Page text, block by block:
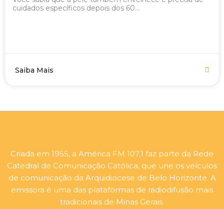
cuidados específicos depois dos 60...
Saiba Mais
Criada em 1955, a América FM 107,1 faz parte da Rede
Catedral de Comunicação Católica, que une os veículos
de comunicação da Arquidiocese de Belo Horizonte. A
emissora é uma das plataformas de radiodifusão mais
tradicionais de Minas Gerais.